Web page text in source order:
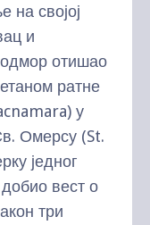
на својој
и
отишао
ратне
у
Омерсу (St.
једног
вест о
три